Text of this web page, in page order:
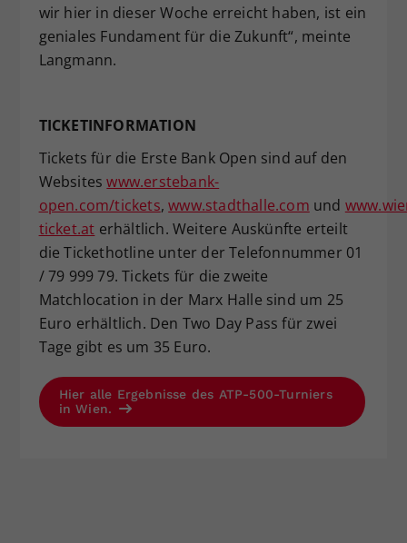
wir hier in dieser Woche erreicht haben, ist ein
geniales Fundament für die Zukunft“, meinte
Langmann.
TICKETINFORMATION
Tickets für die Erste Bank Open sind auf den
Websiteswww.erstebank-
open.com/tickets,www.stadthalle.com und
ticket.at erhältlich. Weitere Auskünfte erteilt
die Tickethotline unter der Telefonnummer 01
/ 79 999 79. Tickets für die zweite
Matchlocation in der Marx Halle sind um 25
Euro erhältlich. Den Two Day Pass für zwei
Tage gibt es um 35 Euro.
Hier alle Ergebnisse des ATP-500-Turniers
in Wien.